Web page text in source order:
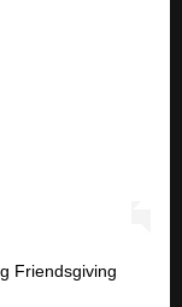
Friendsgiving